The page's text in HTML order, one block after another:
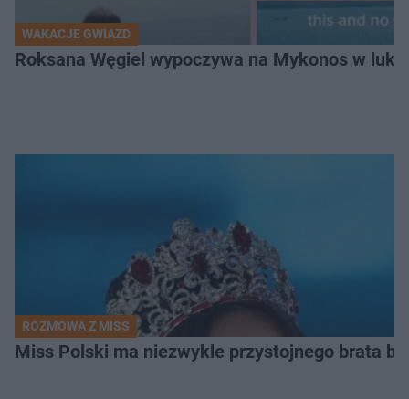
WAKACJE GWIAZD
Roksana Węgiel wypoczywa na Mykonos w
ROZMOWA Z MISS
Miss Polski ma niezwykle przystojnego brata